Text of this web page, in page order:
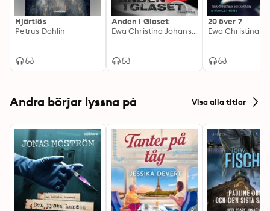
Hjärtlös
Petrus Dahlin
Anden i Glaset
Ewa Christina Johansson
20 över 7
Andra börjar lyssna på Visa alla titlar